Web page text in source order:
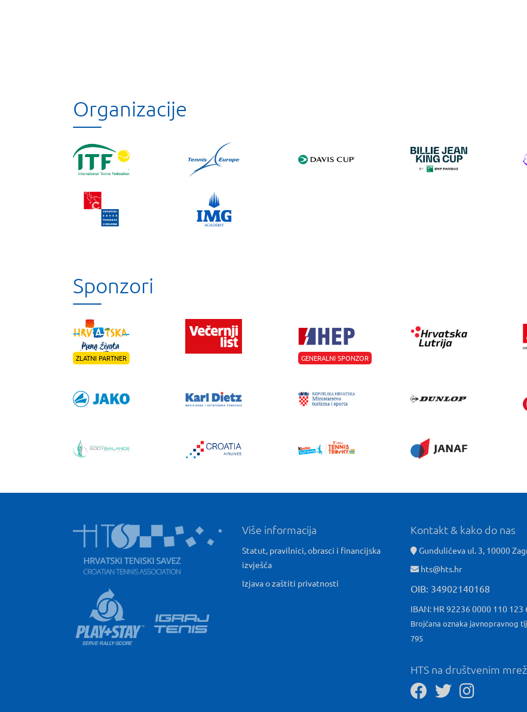
Organizacije
Sponzori
ZLATNI PARTNER GENERALNI SPONZOR
Više informacija
Statut, pravilnici, obrasci i financijska
izvješća
Izjava o zaštiti privatnosti
Kontakt & kako do nas
Gundulićeva ul. 3, 10000
hts@hts.hr
OIB: 34902140168
IBAN: HR 92236 0000 110 123
Brojčana oznaka javnopravnog
795
HTS na društvenim